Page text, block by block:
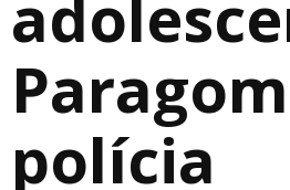
polícia